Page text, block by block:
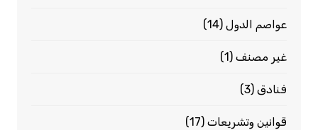
عواصم الدول(14)
غير مصنف(1)
فنادق(3)
قوانين وتشريعات(17)